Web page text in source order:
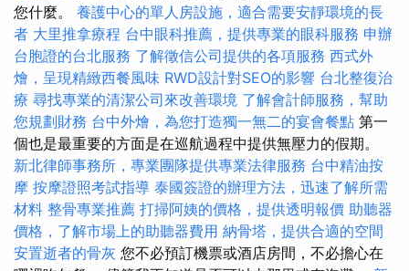
您什麼。 養護中心的單人房設施，適合需要安靜環境的長
者 大里推拿療程 台中眼科推薦，提供專業的眼科服務 申辦
台胞證的台北服務 了解徵信公司提供的各項服務 西式外
燴，呈現精緻西餐風味 RWD設計對SEO的影響 台北整復治
療 尋找專業的清潔公司來改善環境 了解會計師服務，幫助
您規劃財務 台中外燴，為您打造獨一無二的宴會餐點 第一
個也是最重要的方面是在巡航過程中提供無壓力的假期。
新北律師事務所，專業團隊提供專業法律服務 台中精油按
摩 按摩證照考試指導 泰國簽證的辦理方法，迅速了解所需
材料 整骨專業推薦 打掃阿姨的價格，提供透明報價 助聽器
價格，了解市場上的助聽器費用 納骨塔，提供合適的空間
安置逝者的骨灰 您不必預訂機票或酒店房間，不必擔心在